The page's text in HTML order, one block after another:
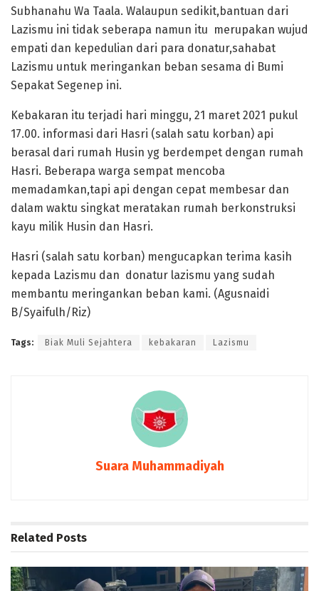
Subhanahu Wa Taala. Walaupun sedikit,bantuan dari
Lazismu ini tidak seberapa namun itu merupakan wujud
empati dan kepedulian dari para donatur,sahabat
Lazismu untuk meringankan beban sesama di Bumi
Sepakat Segenep ini.
Kebakaran itu terjadi hari minggu, 21 maret 2021 pukul
17.00. informasi dari Hasri (salah satu korban) api
berasal dari rumah Husin yg berdempet dengan rumah
Hasri. Beberapa warga sempat mencoba
memadamkan,tapi api dengan cepat membesar dan
dalam waktu singkat meratakan rumah berkonstruksi
kayu milik Husin dan Hasri.
Hasri (salah satu korban) mengucapkan terima kasih
kepada Lazismu dan donatur lazismu yang sudah
membantu meringankan beban kami. (Agusnaidi
B/Syaifulh/Riz)
Tags: Biak Muli Sejahtera kebakaran Lazismu
Suara Muhammadiyah
Related Posts